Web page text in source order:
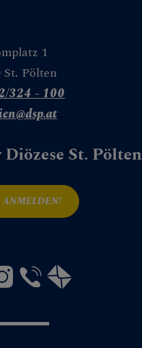
1
St. Pölten
324 - 100
St. Pölten
ANMELDEN!